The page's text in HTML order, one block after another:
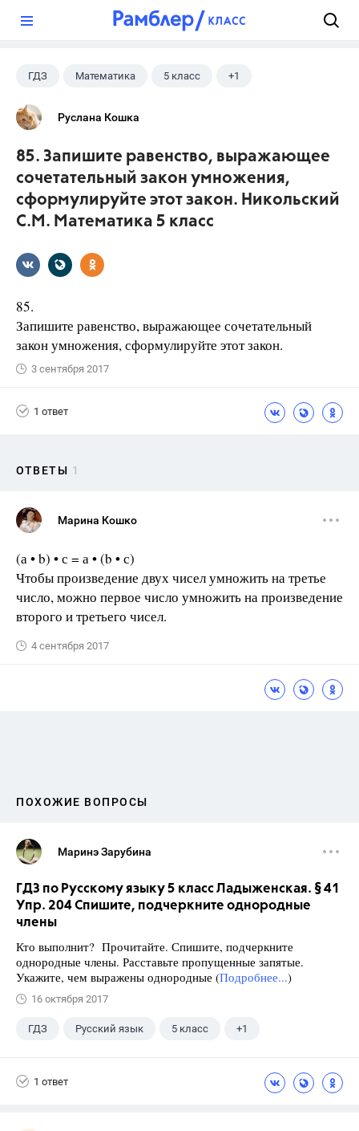
ГДЗ Математика 5 класс +1
Никольский С.М.
Руслана Кошка
85. Запишите равенство, выражающее
сочетательный закон умножения,
сформулируйте этот закон. Никольский
С.М. Математика 5 класс
85.
Запишите равенство, выражающее сочетательный
закон умножения, сформулируйте этот закон.
3 сентября 2017
1 ответ
ОТВЕТЫ 1
Марина Кошко
(а • b) • с = а • (b • с)
Чтобы произведение двух чисел умножить на третье
число, можно первое число умножить на произведение
второго и третьего чисел.
4 сентября 2017
ПОХОЖИЕ ВОПРОСЫ
Маринэ Зарубина
ГДЗ по Русскому языку 5 класс Ладыженская. § 41
Упр. 204 Спишите, подчеркните однородные
члены
Кто выполнит? Прочитайте. Спишите, подчеркните
однородные члены. Расставьте пропущенные запятые.
Укажите, чем выражены однородные (Подробнее...)
16 октября 2017
ГДЗ Русский язык 5 класс +1
1 ответ